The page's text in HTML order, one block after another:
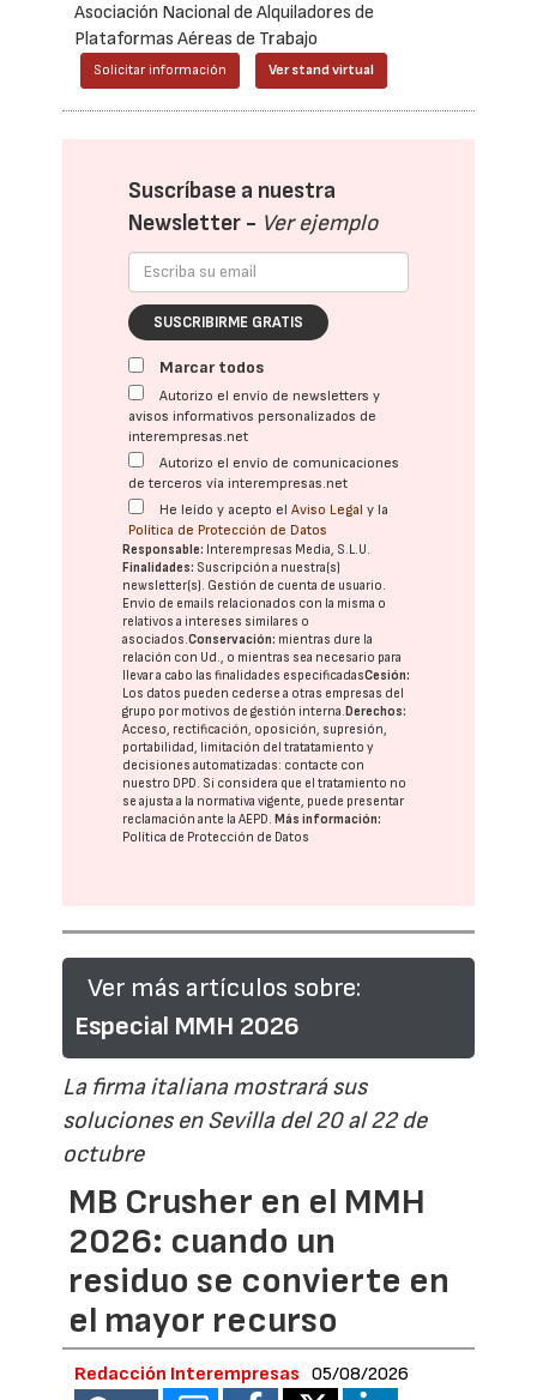
Asociación Nacional de Alquiladores de
Plataformas Aéreas de Trabajo
Solicitar información Ver stand virtual
Suscríbase a nuestra
Newsletter - Ver ejemplo
SUSCRIBIRME GRATIS
Marcar todos
Autorizo el envío de newsletters y
avisos informativos personalizados de
interempresas.net
Autorizo el envío de comunicaciones
de terceros vía interempresas.net
He leído y acepto elAviso Legal y la
Política de Protección de Datos
Responsable: Interempresas Media, S.L.U.
Finalidades: Suscripción a nuestra(s)
newsletter(s). Gestión de cuenta de usuario.
Envío de emails relacionados con la misma o
relativos a intereses similares o
asociados.Conservación: mientras dure la
relación con Ud., o mientras sea necesario para
llevar a cabo las finalidades especificadasCesión:
Los datos pueden cederse a otras empresas del
grupo por motivos de gestión interna.Derechos:
Acceso, rectificación, oposición, supresión,
portabilidad, limitación del tratatamiento y
decisiones automatizadas: contacte con
nuestro DPD. Si considera que el tratamiento no
se ajusta a la normativa vigente, puede presentar
reclamación ante laAEPD.Más información:
Política de Protección de Datos
Ver más artículos sobre:
Especial MMH 2026
La firma italiana mostrará sus
soluciones en Sevilla del 20 al 22 de
octubre
MB Crusher en el MMH
2026: cuando un
residuo se convierte en
el mayor recurso
Redacción Interempresas 05/08/2026